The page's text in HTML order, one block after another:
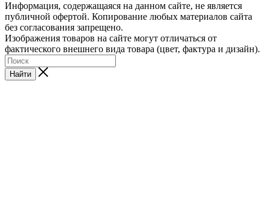
Информация, содержащаяся на данном сайте, не является
публичной офертой. Копирование любых материалов сайта
без согласования запрещено.
Изображения товаров на сайте могут отличаться от
фактического внешнего вида товара (цвет, фактура и дизайн).
Найти